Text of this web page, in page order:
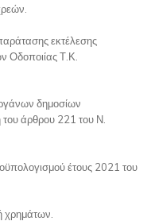
εκτέλεσης
Οδοποιίας Τ.Κ.
δημοσίων
άρθρου 221 του Ν.
έτους 2021 του